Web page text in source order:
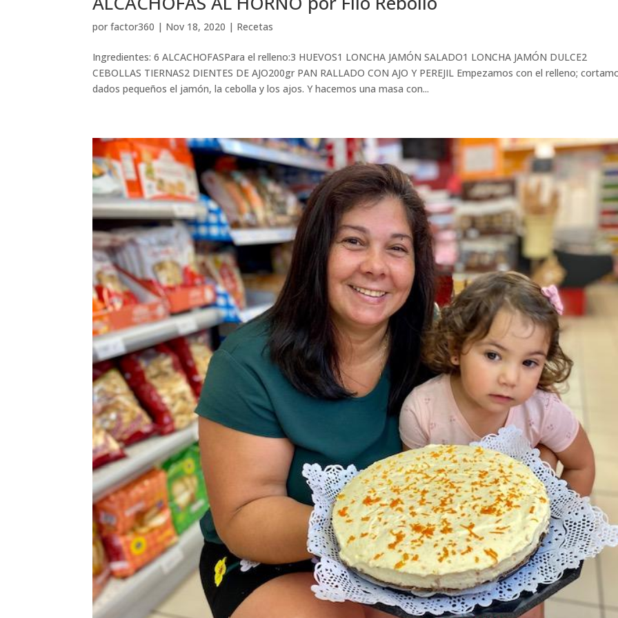
porfactor360 | Nov 18, 2020 | Recetas
Ingredientes: 6 ALCACHOFASPara el relleno:3 HUEVOS1 LONCHA JAMÓN SALADO1 LONCHA JAMÓN DULCE2
CEBOLLAS TIERNAS2 DIENTES DE AJO200gr PAN RALLADO CON AJO Y PEREJIL Empezamos con el relleno;
dados pequeños el jamón, la cebolla y los ajos. Y hacemos una masa con...